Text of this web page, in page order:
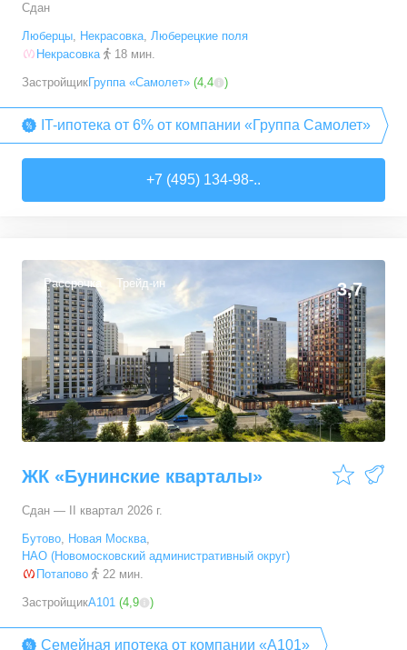
Сдан
Люберцы, Некрасовка, Люберецкие поля
Некрасовка
18 мин.
ЗастройщикГруппа «Самолет» (4,4 )
IT-ипотека от 6% от компании «Группа Самолет»
+7 (495) 134-98-..
Рассрочка Трейд-ин 3,7
ЖК «Бунинские кварталы»
Сдан — II квартал 2026 г.
Бутово, Новая Москва,
НАО (Новомосковский административный округ)
Потапово
22 мин.
ЗастройщикА101 (4,9 )
Семейная ипотека от компании «А101»